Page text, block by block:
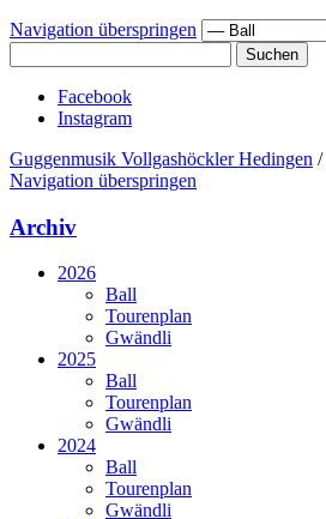
Navigation überspringen
Suchen
Facebook
Instagram
Guggenmusik Vollgashöckler Hedingen /
Navigation überspringen
Archiv
2026
Ball
Tourenplan
Gwändli
2025
Ball
Tourenplan
Gwändli
2024
Ball
Tourenplan
Gwändli